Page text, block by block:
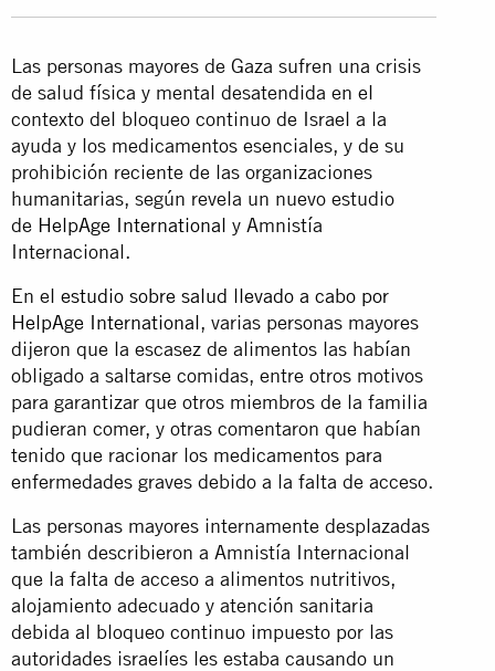
Las personas mayores de Gaza sufren una crisis
de salud física y mental desatendida en el
contexto del bloqueo continuo de Israel a la
ayuda y los medicamentos esenciales, y de su
prohibición reciente de las organizaciones
humanitarias, según revela un nuevo estudio
de HelpAge International y Amnistía
Internacional.
En el estudio sobre salud llevado a cabo por
HelpAge International, varias personas mayores
dijeron que la escasez de alimentos las habían
obligado a saltarse comidas, entre otros motivos
para garantizar que otros miembros de la familia
pudieran comer, y otras comentaron que habían
tenido que racionar los medicamentos para
enfermedades graves debido a la falta de acceso.
Las personas mayores internamente desplazadas
también describieron a Amnistía Internacional
que la falta de acceso a alimentos nutritivos,
alojamiento adecuado y atención sanitaria
debida al bloqueo continuo impuesto por las
autoridades israelíes les estaba causando un